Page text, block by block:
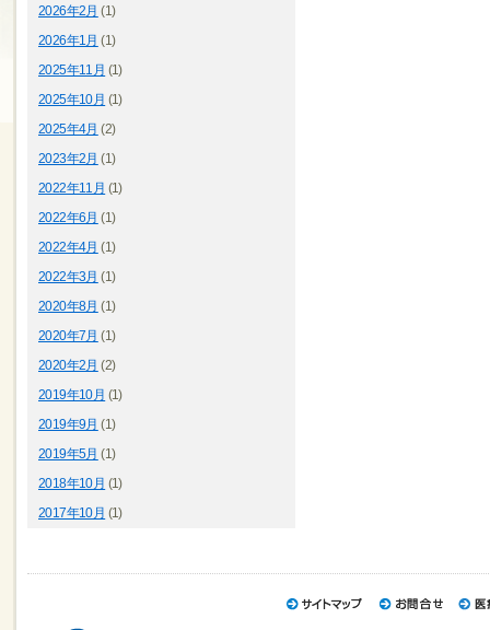
2026年2月 (1)
2026年1月 (1)
2025年11月 (1)
2025年10月 (1)
2025年4月 (2)
2023年2月 (1)
2022年11月 (1)
2022年6月 (1)
2022年4月 (1)
2022年3月 (1)
2020年8月 (1)
2020年7月 (1)
2020年2月 (2)
2019年10月 (1)
2019年9月 (1)
2019年5月 (1)
2018年10月 (1)
2017年10月 (1)